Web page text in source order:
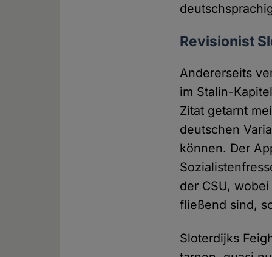
Revisionist
Andererseits
im Stalin-
Zitat getarnt
deutschen
können. Der
der CSU,
fließend sind,
Sloterdijks